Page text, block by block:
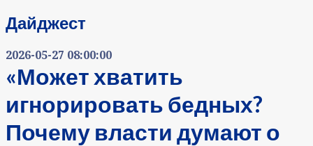
Дайджест
2026-05-27 08:00:00
«Может хватить
игнорировать бедных?
Почему власти думают о